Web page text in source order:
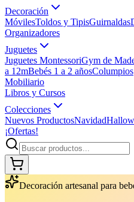
Decoración
MóvilesToldos y TipisGuirnaldas
Organizadores
Juguetes
Juguetes MontessoriGym de
a 12mBebés 1 a 2 añosColumpios
Mobiliario
Libros y Cursos
Colecciones
Nuevos ProductosNavidad
¡Ofertas!
Decoración artesanal para